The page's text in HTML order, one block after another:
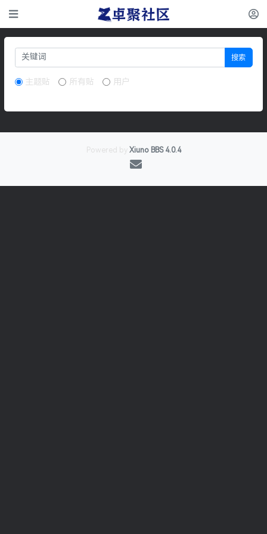
搜索
主题贴 所有贴 用户
Powered by Xiuno BBS 4.0.4